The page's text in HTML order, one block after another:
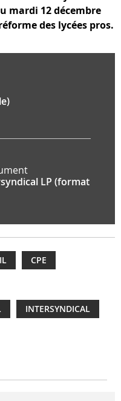
mardi 12 décembre
des lycées pros.
LP (format
CPE
INTERSYNDICAL